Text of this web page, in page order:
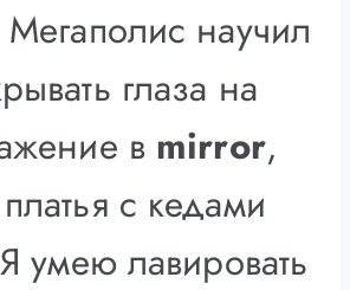
научил
глаза на
в mirror,
с кедами
умею лавировать